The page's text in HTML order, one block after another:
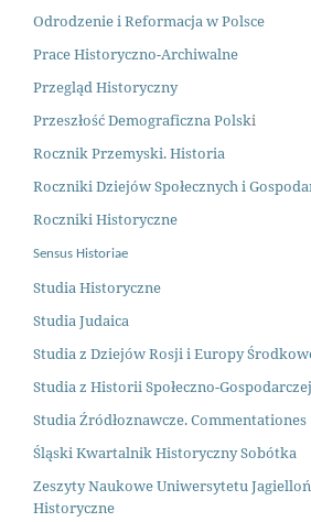
Odrodzenie i Reformacja w Polsce
Prace Historyczno-Archiwalne
Przegląd Historyczny
Przeszłość Demograficzna Polski
Rocznik Przemyski. Historia
Roczniki Dziejów Społecznych i
Roczniki Historyczne
Sensus Historiae
Studia Historyczne
Studia Judaica
Studia z Dziejów Rosji i Europy
Studia z Historii Społeczno-
Studia Źródłoznawcze. Commentationes
Śląski Kwartalnik Historyczny Sobótka
Zeszyty Naukowe Uniwersytetu
Historyczne